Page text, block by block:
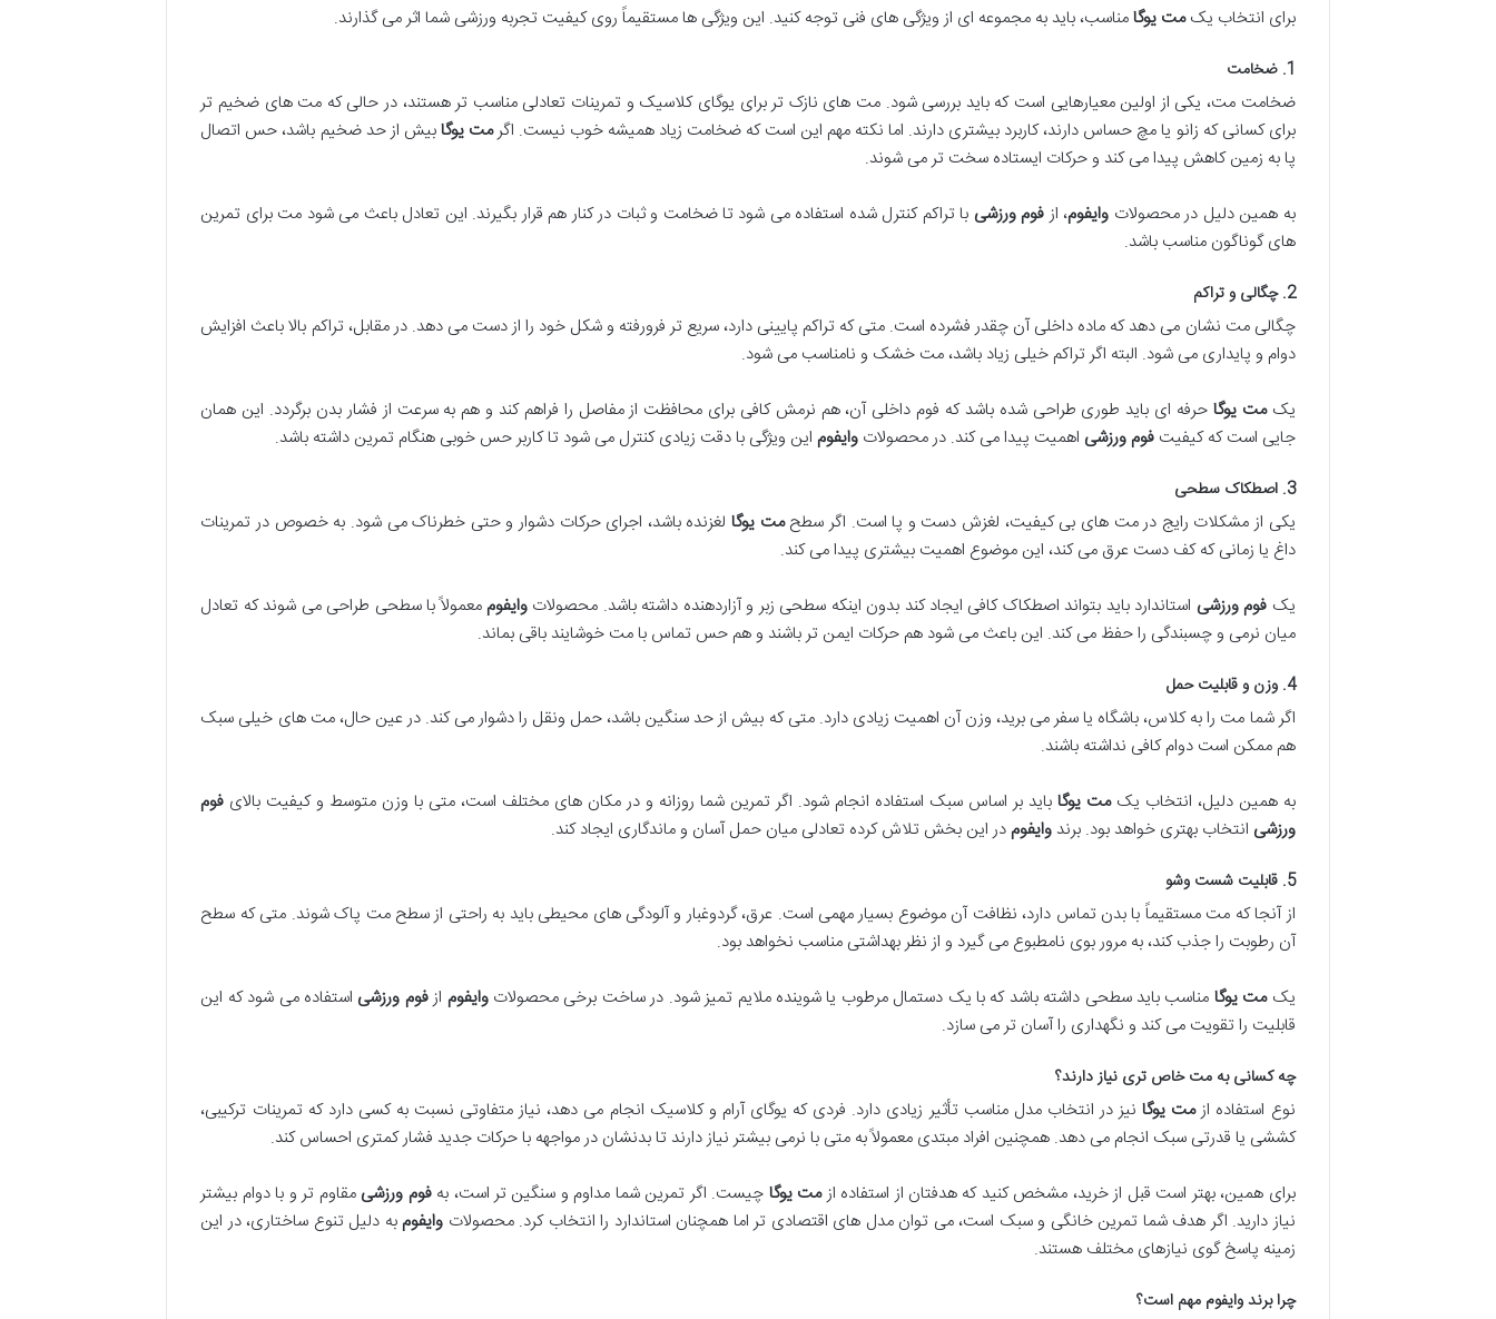
برای انتخاب یکمت یوگامناسب، باید به مجموعه ای از ویژگی های فنی توجه کنید. این ویژگی ها مستقیماً روی کیفیت تجربه ورزشی شما اثر می گذارند.
1. ضخامت
ضخامت مت، یکی از اولین معیارهایی است که باید بررسی شود. مت های نازک تر برای یوگای کلاسیک و تمرینات تعادلی مناسب تر هستند، در حالی که مت های ضخیم تر
برای کسانی که زانو یا مچ حساس دارند، کاربرد بیشتری دارند. اما نکته مهم این است که ضخامت زیاد همیشه خوب نیست. اگرمت یوگابیش از حد ضخیم باشد، حس اتصال
پا به زمین کاهش پیدا می کند و حرکات ایستاده سخت تر می شوند.
به همین دلیل در محصولات وایفوم، ازفوم ورزشی با تراکم کنترل شده استفاده می شود تا ضخامت و ثبات در کنار هم قرار بگیرند. این تعادل باعث می شود مت برای تمرین
های گوناگون مناسب باشد.
2. چگالی و تراکم
چگالی مت نشان می دهد که ماده داخلی آن چقدر فشرده است. متی که تراکم پایینی دارد، سریع تر فرورفته و شکل خود را از دست می دهد. در مقابل، تراکم بالا باعث افزایش
دوام و پایداری می شود. البته اگر تراکم خیلی زیاد باشد، مت خشک و نامناسب می شود.
یکمت یوگا حرفه ای باید طوری طراحی شده باشد که فوم داخلی آن، هم نرمش کافی برای محافظت از مفاصل را فراهم کند و هم به سرعت از فشار بدن برگردد. این همان
جایی است که کیفیتفوم ورزشی اهمیت پیدا می کند. در محصولاتوایفوم این ویژگی با دقت زیادی کنترل می شود تا کاربر حس خوبی هنگام تمرین داشته باشد.
3. اصطکاک سطحی
یکی از مشکلات رایج در مت های بی کیفیت، لغزش دست و پا است. اگر سطحمت یوگالغزنده باشد، اجرای حرکات دشوار و حتی خطرناک می شود. به خصوص در تمرینات
داغ یا زمانی که کف دست عرق می کند، این موضوع اهمیت بیشتری پیدا می کند.
یک فوم ورزشی استاندارد باید بتواند اصطکاک کافی ایجاد کند بدون اینکه سطحی زبر و آزاردهنده داشته باشد. محصولات وایفوم معمولاً با سطحی طراحی می شوند که تعادل
میان نرمی و چسبندگی را حفظ می کند. این باعث می شود هم حرکات ایمن تر باشند و هم حس تماس با مت خوشایند باقی بماند.
4. وزن و قابلیت حمل
اگر شما مت را به کلاس، باشگاه یا سفر می برید، وزن آن اهمیت زیادی دارد. متی که بیش از حد سنگین باشد، حمل ونقل را دشوار می کند. در عین حال، مت های خیلی سبک
هم ممکن است دوام کافی نداشته باشند.
به همین دلیل، انتخاب یکمت یوگا باید بر اساس سبک استفاده انجام شود. اگر تمرین شما روزانه و در مکان های مختلف است، متی با وزن متوسط و کیفیت بالای فوم
ورزشی انتخاب بهتری خواهد بود. برندوایفوم در این بخش تلاش کرده تعادلی میان حمل آسان و ماندگاری ایجاد کند.
5. قابلیت شست وشو
از آنجا که مت مستقیماً با بدن تماس دارد، نظافت آن موضوع بسیار مهمی است. عرق، گردوغبار و آلودگی های محیطی باید به راحتی از سطح مت پاک شوند. متی که سطح
آن رطوبت را جذب کند، به مرور بوی نامطبوع می گیرد و از نظر بهداشتی مناسب نخواهد بود.
یکمت یوگا مناسب باید سطحی داشته باشد که با یک دستمال مرطوب یا شوینده ملایم تمیز شود. در ساخت برخی محصولاتوایفوم ازفوم ورزشی استفاده می شود که این
قابلیت را تقویت می کند و نگهداری را آسان تر می سازد.
چه کسانی به مت خاص تری نیاز دارند؟
نوع استفاده ازمت یوگانیز در انتخاب مدل مناسب تأثیر زیادی دارد. فردی که یوگای آرام و کلاسیک انجام می دهد، نیاز متفاوتی نسبت به کسی دارد که تمرینات ترکیبی،
کششی یا قدرتی سبک انجام می دهد. همچنین افراد مبتدی معمولاً به متی با نرمی بیشتر نیاز دارند تا بدنشان در مواجهه با حرکات جدید فشار کمتری احساس کند.
برای همین، بهتر است قبل از خرید، مشخص کنید که هدفتان از استفاده ازمت یوگا چیست. اگر تمرین شما مداوم و سنگین تر است، بهفوم ورزشی مقاوم تر و با دوام بیشتر
نیاز دارید. اگر هدف شما تمرین خانگی و سبک است، می توان مدل های اقتصادی تر اما همچنان استاندارد را انتخاب کرد. محصولات وایفوم به دلیل تنوع ساختاری، در این
زمینه پاسخ گوی نیازهای مختلف هستند.
چرا برند وایفوم مهم است؟